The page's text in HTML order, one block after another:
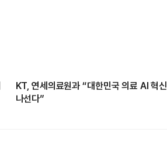
KT, 연세의료원과 “대한민국 의료 AI 혁신
나선다”